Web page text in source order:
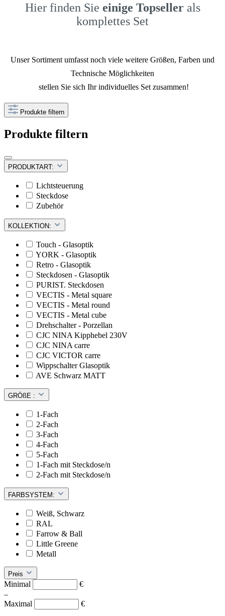
Hier finden Sie einige Topsellerals
komplettes Set
Unser Sortiment umfasst noch viele weitere Größen, Farben und
Technische Möglichkeiten
stellen Sie sich Ihr individuelles Set zusammen!
Produkte filtern
Produkte filtern
PRODUKTART:
Lichtsteuerung
Steckdose
Zubehör
KOLLEKTION:
Touch - Glasoptik
YORK - Glasoptik
Retro - Glasoptik
Steckdosen - Glasoptik
PURIST. Steckdosen
VECTIS - Metal square
VECTIS - Metal round
VECTIS - Metal cube
Drehschalter - Porzellan
CJC NINA Kipphebel 230V
CJC NINA carre
CJC VICTOR carre
Wippschalter Glasoptik
AVE Schwarz MATT
GRÖßE :
1-Fach
2-Fach
3-Fach
4-Fach
5-Fach
1-Fach mit Steckdose/n
2-Fach mit Steckdose/n
FARBSYSTEM:
Weiß, Schwarz
RAL
Farrow & Ball
Little Greene
Metall
Preis
Minimal
€
–
Maximal
€